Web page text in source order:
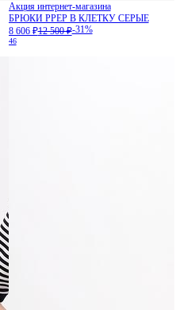
Акция интернет-магазина
БРЮКИ PPEP В КЛЕТКУ СЕРЫЕ
8 606 ₽12 500 ₽-31%
46